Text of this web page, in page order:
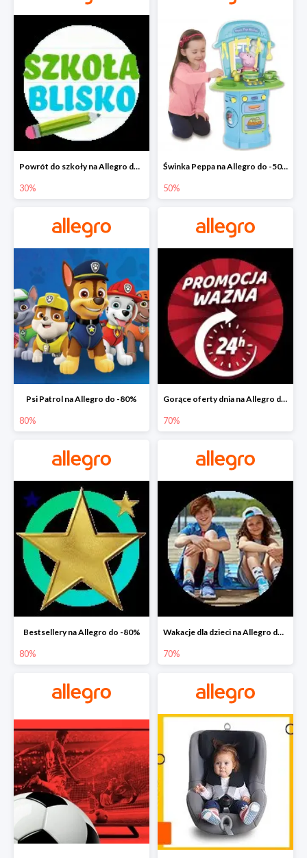
Powrót do szkoły na Allegro do -30%
30%
Świnka Peppa na Allegro do -50%
50%
Psi Patrol na Allegro do -80%
80%
Gorące oferty dnia na Allegro do -50%
70%
Bestsellery na Allegro do -80%
80%
Wakacje dla dzieci na Allegro do -70%
70%